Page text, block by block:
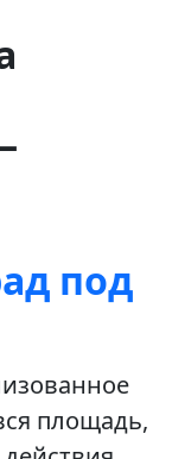
под
площадь,